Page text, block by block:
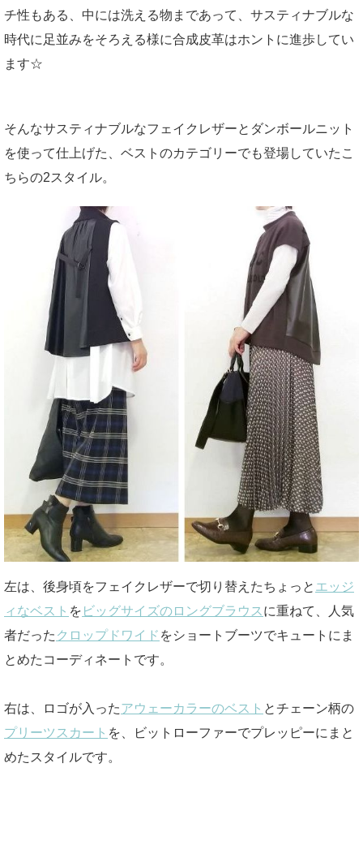
チ性もある、中には洗える物まであって、サスティナブルな
時代に足並みをそろえる様に合成皮革はホントに進歩してい
ます☆
そんなサスティナブルなフェイクレザーとダンボールニット
を使って仕上げた、ベストのカテゴリーでも登場していたこ
ちらの2スタイル。
左は、後身頃をフェイクレザーで切り替えたちょっと エッジ
ィなベスト を ビッグサイズのロングブラウス に重ねて、人気
者だった クロップドワイド をショートブーツでキュートにま
とめたコーディネートです。
右は、ロゴが入ったアウェーカラーのベスト とチェーン柄の
プリーツスカート を、ビットローファーでプレッピーにまと
めたスタイルです。